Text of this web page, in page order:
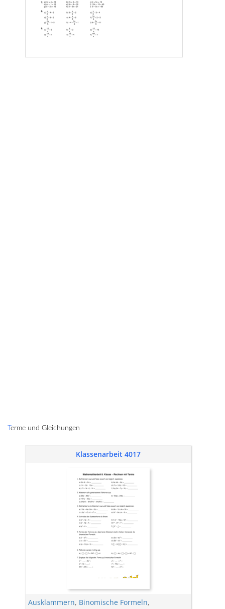
Terme und Gleichungen
Klassenarbeit 4017
Ausklammern, Binomische Formeln,